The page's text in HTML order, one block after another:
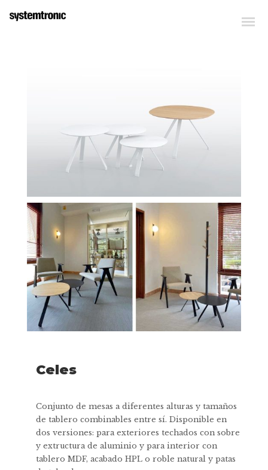
Celes
Conjunto de mesas a diferentes alturas y tamaños
de tablero combinables entre sí. Disponible en
dos versiones: para exteriores techados con sobre
y extructura de aluminio y para interior con
tablero MDF, acabado HPL o roble natural y patas